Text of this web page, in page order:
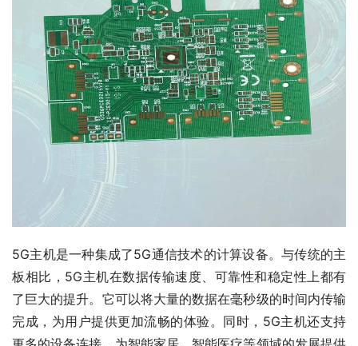
5G主机是一种集成了5G通信技术的计算设备。与传统的主
板相比，5G主机在数据传输速度、可靠性和稳定性上都有
了巨大的提升。它可以将大量的数据在毫秒级的时间内传输
完成，为用户提供更加流畅的体验。同时，5G主机还支持